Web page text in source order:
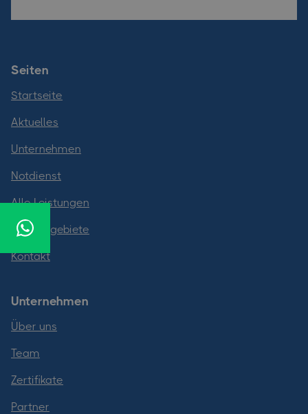
Seiten
Startseite
Aktuelles
Unternehmen
Notdienst
Alle Leistungen
Einzugsgebiete
Kontakt
Unternehmen
Über uns
Team
Zertifikate
Partner